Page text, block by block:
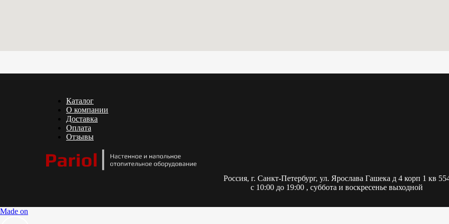
Каталог
О компании
Доставка
Оплата
Отзывы
Россия, г. Санкт-Петербург, ул. Ярослава Гашека д 4 корп 1 кв
с 10:00 до 19:00 , суббота и воскресенье выходной
Made on